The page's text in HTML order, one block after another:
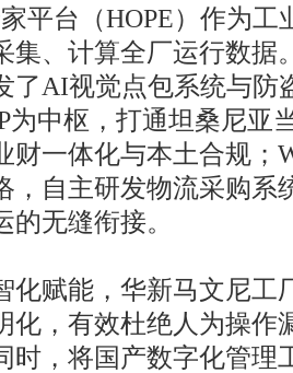
平台（HOPE）作为
集、计算全厂运行数据
了AI视觉点包系统与防
为中枢，打通坦桑尼亚
财一体化与本土合规；
，自主研发物流采购系
无缝衔接。
赋能，华新马文尼工
化，有效杜绝人为操作
时，将国产数字化管理